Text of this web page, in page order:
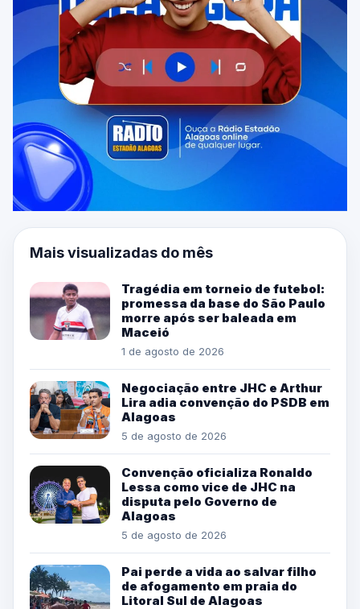
Mais visualizadas do mês
Tragédia em torneio de futebol:
promessa da base do São Paulo
morre após ser baleada em
Maceió
1 de agosto de 2026
Negociação entre JHC e Arthur
Lira adia convenção do PSDB em
Alagoas
5 de agosto de 2026
Convenção oficializa Ronaldo
Lessa como vice de JHC na
disputa pelo Governo de
Alagoas
5 de agosto de 2026
Pai perde a vida ao salvar filho
de afogamento em praia do
Litoral Sul de Alagoas